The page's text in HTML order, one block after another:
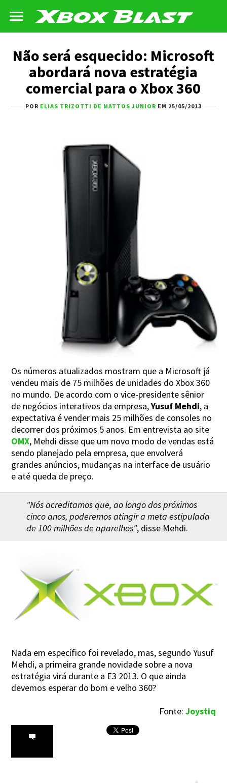
Não será esquecido: Microsoft
abordará nova estratégia
comercial para o Xbox 360
POR ELIAS TRIZOTTI DE MATTOS JUNIOR EM 25/05/2013
Os números atualizados mostram que a Microsoft já
vendeu mais de 75 milhões de unidades do Xbox 360
no mundo. De acordo com o vice-presidente sênior
de negócios interativos da empresa,Yusuf Mehdi, a
expectativa é vender mais 25 milhões de consoles no
decorrer dos próximos 5 anos. Em entrevista ao site
OMX, Mehdi disse que um novo modo de vendas está
sendo planejado pela empresa, que envolverá
grandes anúncios, mudanças na interface de usuário
e até queda de preço.
"Nós acreditamos que, ao longo dos próximos
cinco anos, poderemos atingir a meta estipulada
de 100 milhões de aparelhos", disse Mehdi.
Nada em específico foi revelado, mas, segundo Yusuf
Mehdi, a primeira grande novidade sobre a nova
estratégia virá durante a E3 2013. O que ainda
devemos esperar do bom e velho 360?
Fonte: Joystiq